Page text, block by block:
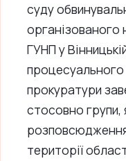
суду
організованого
ГУНП у
процесуального
прокуратури
стосовно групи,
території